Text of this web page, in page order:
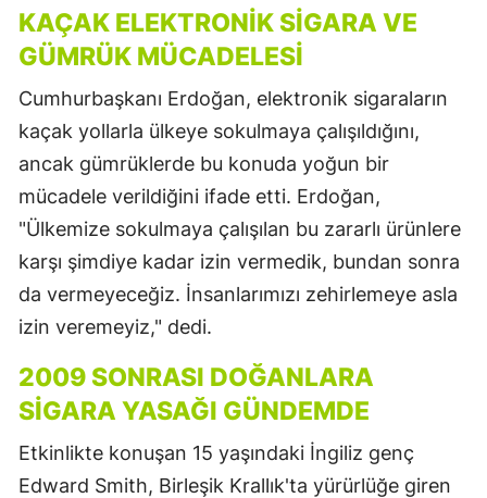
KAÇAK ELEKTRONIK SIGARA VE
GÜMRÜK MÜCADELESI
Cumhurbaşkanı Erdoğan, elektronik sigaraların
kaçak yollarla ülkeye sokulmaya çalışıldığını,
ancak gümrüklerde bu konuda yoğun bir
mücadele verildiğini ifade etti. Erdoğan,
"Ülkemize sokulmaya çalışılan bu zararlı ürünlere
karşı şimdiye kadar izin vermedik, bundan sonra
da vermeyeceğiz. İnsanlarımızı zehirlemeye asla
izin veremeyiz," dedi.
2009 SONRASI DOĞANLARA
SIGARA YASAĞI GÜNDEMDE
Etkinlikte konuşan 15 yaşındaki İngiliz genç
Edward Smith, Birleşik Krallık'ta yürürlüğe giren